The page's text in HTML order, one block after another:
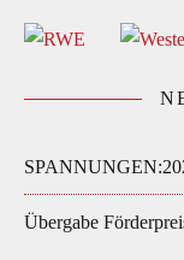
Übergabe